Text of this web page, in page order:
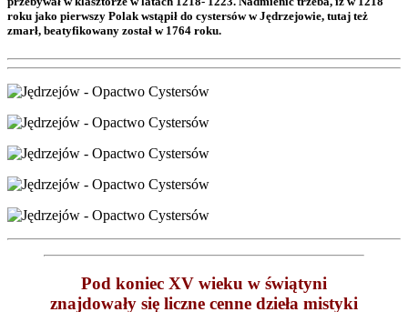
roku jako pierwszy Polak wstąpił do cystersów w Jędrzejowie, tutaj też
zmarł, beatyfikowany został w 1764 roku.
Pod koniec XV wieku w świątyni
znajdowały się liczne cenne dzieła mistyki